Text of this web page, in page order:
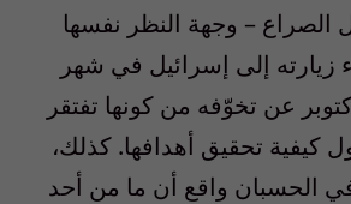
الصراع – وجهة النظر نفسها
زيارته إلى إسرائيل في شهر
عن تخوّفه من كونها تفتقر
كيفية تحقيق أهدافها. كذلك،
الحسبان واقع أن ما من أحد